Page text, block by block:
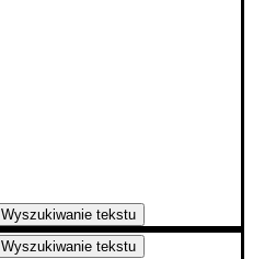
Wyszukiwanie tekstu
Wyszukiwanie tekstu